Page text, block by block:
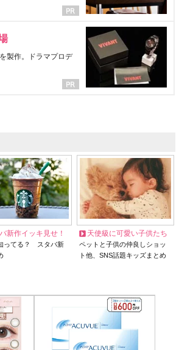
製作。ドラマプロデ
新作イッキ見せ！
ってる？ スタバ新
天使級に可愛い子供たち
ペットと子供の仲良しショッ
ト他、SNS話題キッズまとめ